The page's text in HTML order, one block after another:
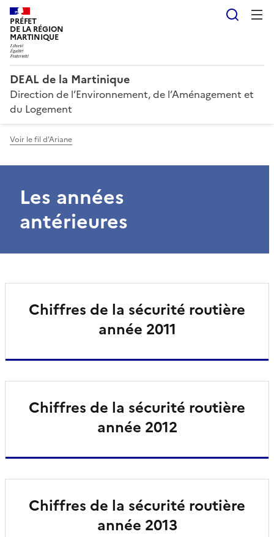
PRÉFET
DE LA RÉGION
MARTINIQUE
DEAL de la Martinique
Direction de l’Environnement, de l’Aménagement et
du Logement
Voir le fil d'Ariane
Les années
antérieures
Chiffres de la sécurité routière
année 2011
Chiffres de la sécurité routière
année 2012
Chiffres de la sécurité routière
année 2013